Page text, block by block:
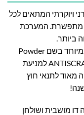
ויוקרתי המתאים לכל
מתפשרת. המערכת
ביותר.
השלדה צבועה בתנור בשיטה מתקדמת במיוחד בשם Powder
Coating בשלוש שכבות (כולל שכבת ANTISCRACH למניעת
מאוד לתנאי חוץ
ספה דו מושבית ושולחן